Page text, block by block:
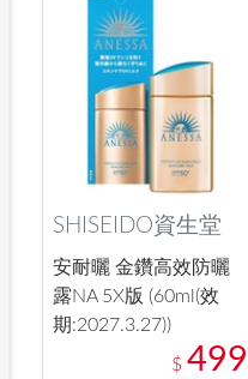
SHISEIDO資生堂
安耐曬 金鑽高效防曬
露NA 5X版 (60ml(效
期:2027.3.27))
$ 499